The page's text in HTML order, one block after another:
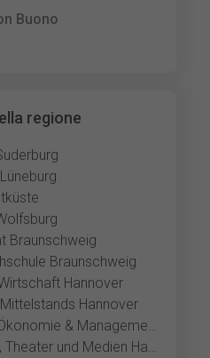
Buono
regione
Braunschweig
Braunschweig
Hannover
Hannover
FOM Hochschule für Ökonomie & Management Hannover
Hochschule für Musik, Theater und Medien Hannover